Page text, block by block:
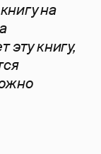
на
эту книгу,